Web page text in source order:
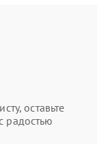
оставьте
радостью